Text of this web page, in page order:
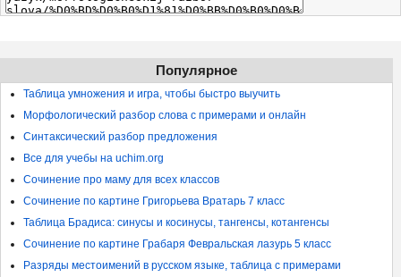
Популярное
Таблица умножения и игра, чтобы быстро выучить
Морфологический разбор слова с примерами и онлайн
Синтаксический разбор предложения
Все для учебы на uchim.org
Сочинение про маму для всех классов
Сочинение по картине Григорьева Вратарь 7 класс
Таблица Брадиса: синусы и косинусы, тангенсы, котангенсы
Сочинение по картине Грабаря Февральская лазурь 5 класс
Разряды местоимений в русском языке, таблица с примерами